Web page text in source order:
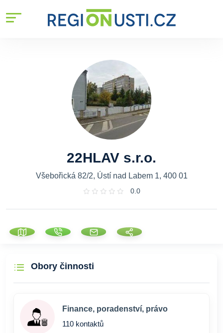
22HLAV s.r.o.
Všebořická 82/2, Ústí nad Labem 1, 400 01
0.0
Obory činnosti
Finance, poradenství, právo
110 kontaktů